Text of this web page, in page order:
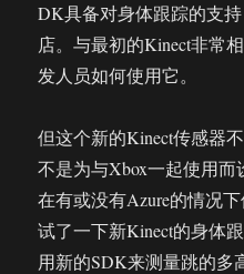
DK具备对身体跟踪的支
店。与最初的Kinect非常
发人员如何使用它。
但这个新的Kinect传感器
不是为与Xbox一起使用
在有或没有Azure的情况
试了一下新Kinect的身体
用新的SDK来测量跳的多